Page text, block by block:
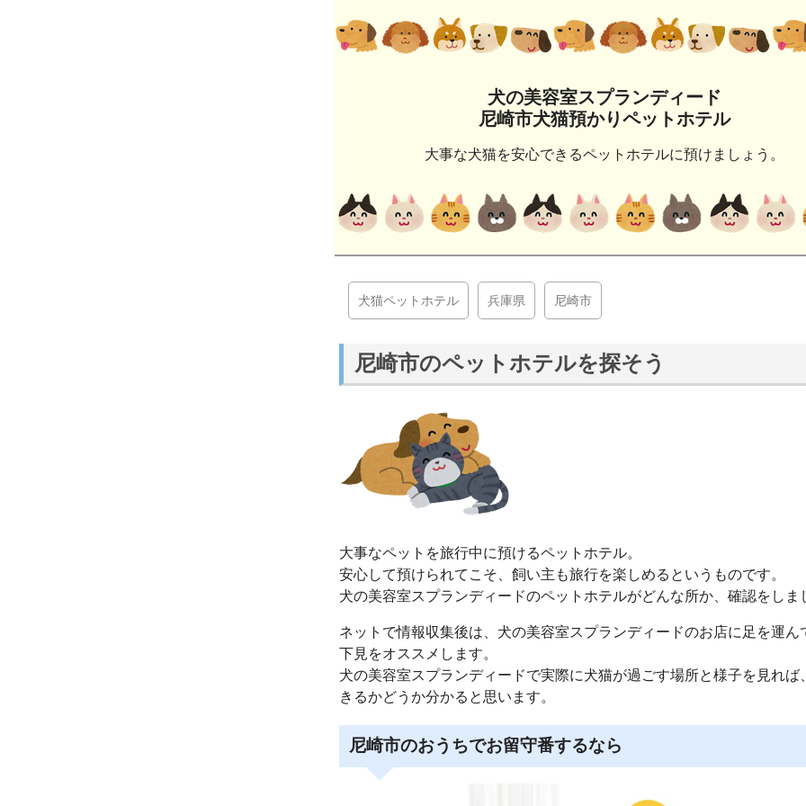
犬の美容室スプランディード
尼崎市犬猫預かりペットホテル
大事な犬猫を安心できるペットホテルに預けましょう。
犬猫ペットホテル 兵庫県 尼崎市
尼崎市のペットホテルを探そう
大事なペットを旅行中に預けるペットホテル。
安心して預けられてこそ、飼い主も旅行を楽しめるというものです。
犬の美容室スプランディードのペットホテルがどんな所か、確認をしま
ネットで情報収集後は、犬の美容室スプランディードのお店に足を運ん
下見をオススメします。
犬の美容室スプランディードで実際に犬猫が過ごす場所と様子を見れば
きるかどうか分かると思います。
尼崎市のおうちでお留守番するなら